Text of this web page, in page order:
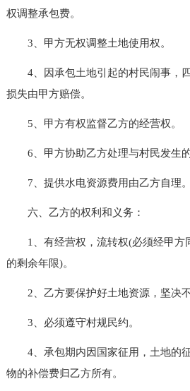
权调整承包费。
3、甲方无权调整土地使用权。
4、因承包土地引起的村民闹事，
损失由甲方赔偿。
5、甲方有权监督乙方的经营权。
6、甲方协助乙方处理与村民发生的
7、提供水电资源费用由乙方自理。
六、乙方的权利和义务：
1、有经营权，流转权(必须经甲方
的剩余年限)。
2、乙方要保护好土地资源，坚决不
3、必须遵守村规民约。
4、承包期内因国家征用，土地的
物的补偿费归乙方所有。